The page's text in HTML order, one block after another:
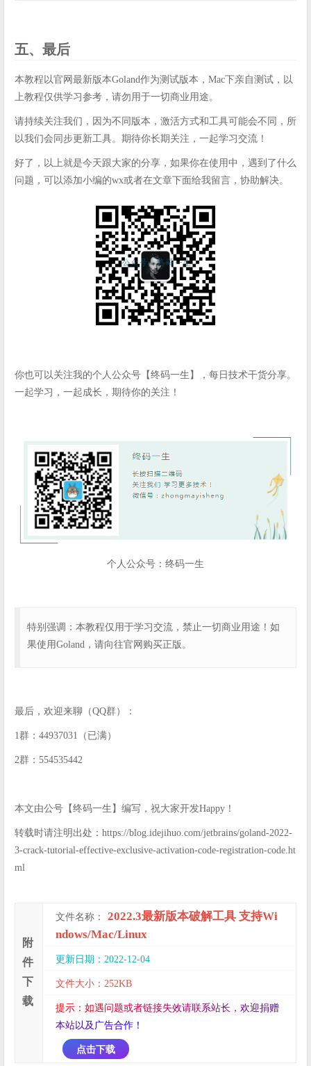
五、最后
本教程以官网最新版本Goland作为测试版本，Mac下亲自测试，以
上教程仅供学习参考，请勿用于一切商业用途。
请持续关注我们，因为不同版本，激活方式和工具可能会不同，所
以我们会同步更新工具。期待你长期关注，一起学习交流！
好了，以上就是今天跟大家的分享，如果你在使用中，遇到了什么
问题，可以添加小编的wx或者在文章下面给我留言，协助解决。
你也可以关注我的个人公众号【终码一生】，每日技术干货分享。
一起学习，一起成长，期待你的关注！
个人公众号：终码一生
特别强调：本教程仅用于学习交流，禁止一切商业用途！如
果使用Goland，请向往官网购买正版。
最后，欢迎来聊（QQ群）：
1群：44937031（已满）
2群：554535442
本文由公号【终码一生】编写，祝大家开发Happy！
转载时请注明出处：https://blog.idejihuo.com/jetbrains/goland-2022-
3-crack-tutorial-effective-exclusive-activation-code-registration-code.ht
ml
附
件
下
载
文件名称：
2022.3最新版本破解工具 支持Wi
ndows/Mac/Linux
更新日期：2022-12-04
文件大小：252KB
提示 ：如遇问题或者链接失效请联系站长 ，欢迎捐赠
本站以及 广告合作 ！
点击下载